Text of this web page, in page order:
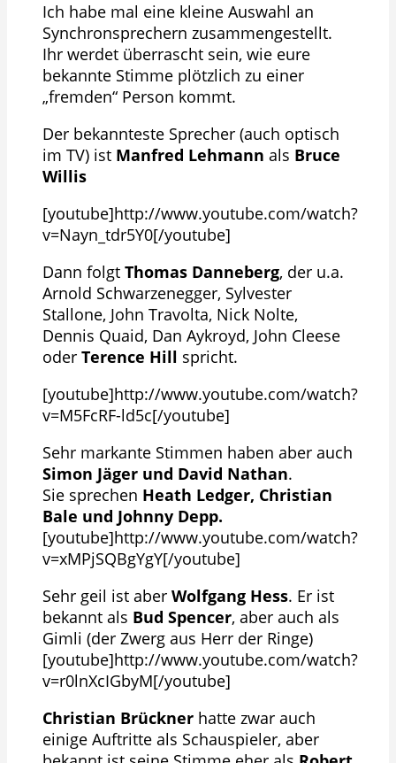
Ich habe mal eine kleine Auswahl an
Synchronsprechern zusammengestellt.
Ihr werdet überrascht sein, wie eure
bekannte Stimme plötzlich zu einer
„fremden“ Person kommt.
Der bekannteste Sprecher (auch optisch
im TV) ist Manfred Lehmann als Bruce
Willis
[youtube]http://www.youtube.com/watch?
v=Nayn_tdr5Y0[/youtube]
Dann folgt Thomas Danneberg, der u.a.
Arnold Schwarzenegger, Sylvester
Stallone, John Travolta, Nick Nolte,
Dennis Quaid, Dan Aykroyd, John Cleese
oder Terence Hill spricht.
[youtube]http://www.youtube.com/watch?
v=M5FcRF-ld5c[/youtube]
Sehr markante Stimmen haben aber auch
Simon Jäger und David Nathan.
Sie sprechen Heath Ledger, Christian
Bale und Johnny Depp.
[youtube]http://www.youtube.com/watch?
v=xMPjSQBgYgY[/youtube]
Sehr geil ist aber Wolfgang Hess. Er ist
bekannt als Bud Spencer, aber auch als
Gimli (der Zwerg aus Herr der Ringe)
[youtube]http://www.youtube.com/watch?
v=r0lnXcIGbyM[/youtube]
Christian Brückner hatte zwar auch
einige Auftritte als Schauspieler, aber